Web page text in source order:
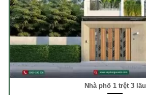
Nhà phố 1 trệt 3 lầu